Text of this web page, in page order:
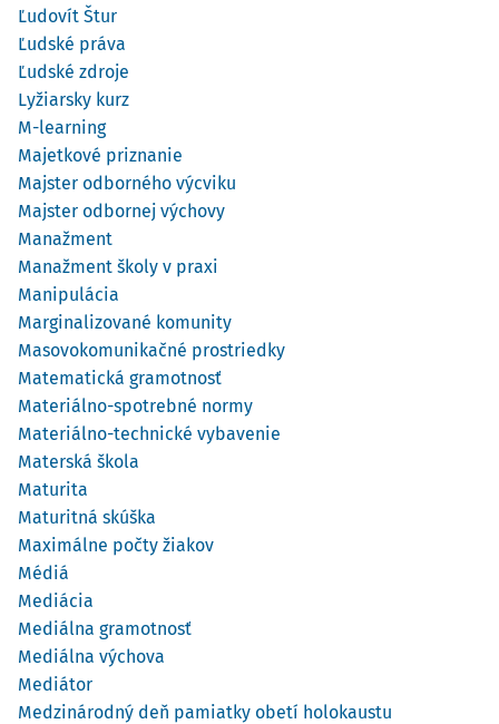
Ľudovít Štur
Ľudské práva
Ľudské zdroje
Lyžiarsky kurz
M-learning
Majetkové priznanie
Majster odborného výcviku
Majster odbornej výchovy
Manažment
Manažment školy v praxi
Manipulácia
Marginalizované komunity
Masovokomunikačné prostriedky
Matematická gramotnosť
Materiálno-spotrebné normy
Materiálno-technické vybavenie
Materská škola
Maturita
Maturitná skúška
Maximálne počty žiakov
Médiá
Mediácia
Mediálna gramotnosť
Mediálna výchova
Mediátor
Medzinárodný deň pamiatky obetí holokaustu